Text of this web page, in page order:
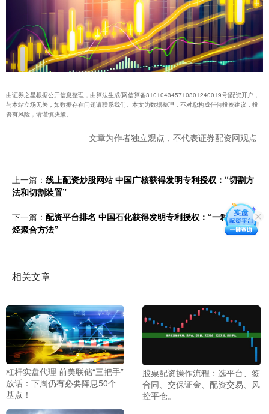
由证券之星根据公开信息整理，由算法生成(网信算备310104345710301240019号)配资开户，
与本站立场无关，如数据存在问题请联系我们。本文为数据整理，不对您构成任何投资建议，投
资有风险，请谨慎决策。
文章为作者独立观点，不代表证券配资网观点
上一篇： 线上配资炒股网站 中国广核获得发明专利授权：“切割方
法和切割装置”
下一篇： 配资平台排名 中国石化获得发明专利授权：“一种低碳烯
烃聚合方法”
相关文章
杠杆实盘代理 前美联储“三把手”
放话：下周仍有必要降息50个
基点！
股票配资操作流程：选平台、签
合同、交保证金、配资交易、风
控平仓。